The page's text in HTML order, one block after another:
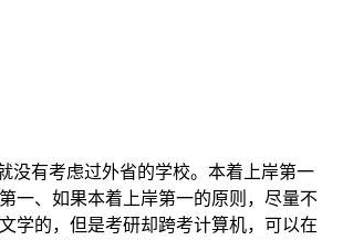
没有考虑过外省的学校。本着上岸第一
一、如果本着上岸第一的原则，尽量不
学的，但是考研却跨考计算机，可以在